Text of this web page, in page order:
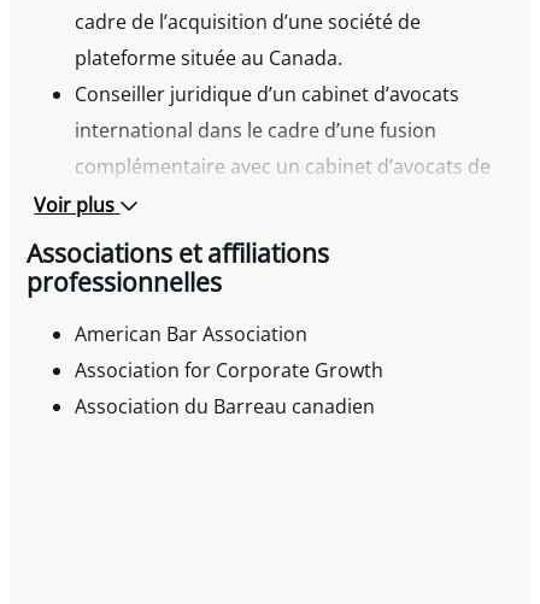
cadre de l’acquisition d’une société de
plateforme située au Canada.
Conseiller juridique d’un cabinet d’avocats
international dans le cadre d’une fusion
complémentaire avec un cabinet d’avocats de
Colombie-Britannique.
Conseiller juridique des actionnaires d’une
société exerçant ses activités au Canada et aux
de la société.
Conseiller juridique d’une société de capital-
investissement des Pays-Bas et de sa société de
Voir plus
Associations et affiliations
professionnelles
American Bar Association
Association for Corporate Growth
Association du Barreau canadien